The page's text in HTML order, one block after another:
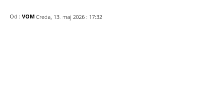
Od : VOM Creda, 13. maj 2026 : 17:32